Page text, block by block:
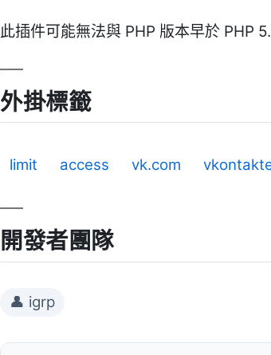
此插件可能無法與 PHP 版本早於 PHP
外掛標籤
limit access vk.com
開發者團隊
👤 igrp